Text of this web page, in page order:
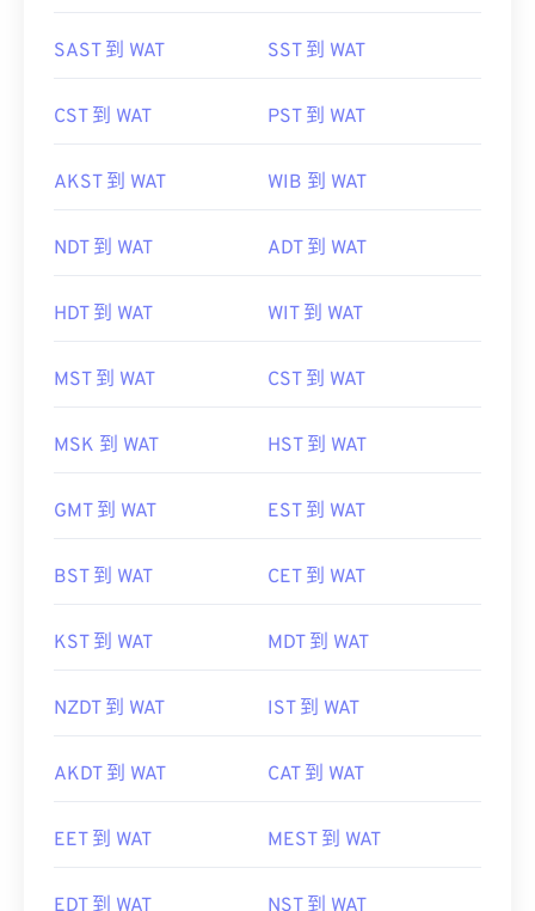
SAST 到 WAT SST 到 WAT
CST 到 WAT PST 到 WAT
AKST 到 WAT WIB 到 WAT
NDT 到 WAT ADT 到 WAT
HDT 到 WAT WIT 到 WAT
MST 到 WAT CST 到 WAT
MSK 到 WAT HST 到 WAT
GMT 到 WAT EST 到 WAT
BST 到 WAT CET 到 WAT
KST 到 WAT MDT 到 WAT
NZDT 到 WAT IST 到 WAT
AKDT 到 WAT CAT 到 WAT
EET 到 WAT MEST 到 WAT
EDT 到 WAT NST 到 WAT